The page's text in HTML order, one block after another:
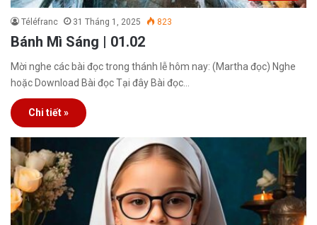
Téléfranc 31 Tháng 1, 2025 823
Bánh Mì Sáng | 01.02
Mời nghe các bài đọc trong thánh lễ hôm nay: (Martha đọc) Nghe
hoặc Download Bài đọc Tại đây Bài đọc…
Chi tiết »